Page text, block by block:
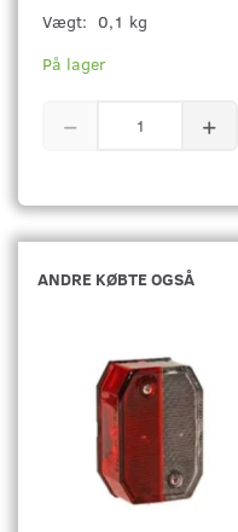
Vægt: 0,1 kg
På lager
ANDRE KØBTE OGSÅ